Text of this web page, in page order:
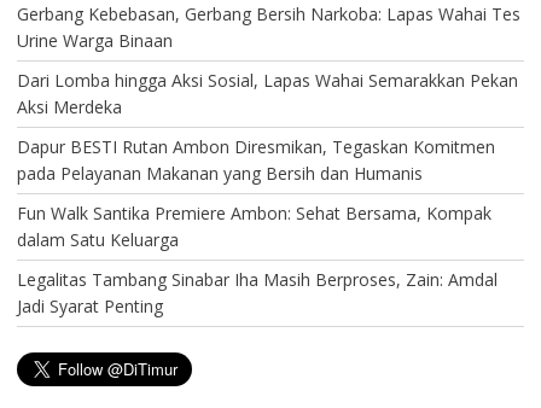
Gerbang Kebebasan, Gerbang Bersih Narkoba: Lapas Wahai Tes
Urine Warga Binaan
Dari Lomba hingga Aksi Sosial, Lapas Wahai Semarakkan Pekan
Aksi Merdeka
Dapur BESTI Rutan Ambon Diresmikan, Tegaskan Komitmen
pada Pelayanan Makanan yang Bersih dan Humanis
Fun Walk Santika Premiere Ambon: Sehat Bersama, Kompak
dalam Satu Keluarga
Legalitas Tambang Sinabar Iha Masih Berproses, Zain: Amdal
Jadi Syarat Penting